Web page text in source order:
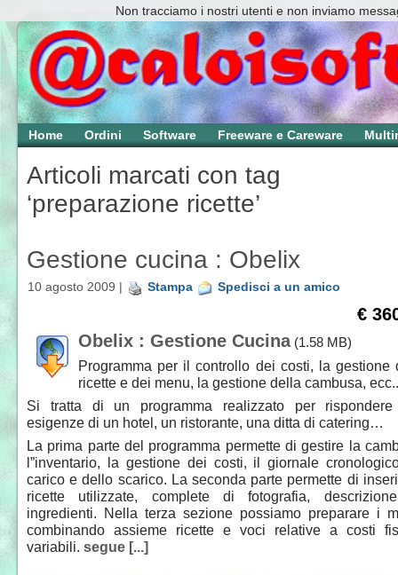
Home Ordini Software Freeware e Careware
Articoli marcati con tag
‘preparazione ricette’
Gestione cucina : Obelix
10 agosto 2009 | Stampa Spedisci a un amico
€
Obelix : Gestione Cucina (1.58 MB)
Programma per il controllo dei costi, la gestione
ricette e dei menu, la gestione della cambusa,
Si tratta di un programma realizzato per
esigenze di un hotel, un ristorante, una ditta di catering…
La prima parte del programma permette di gestire la
l”inventario, la gestione dei costi, il giornale
carico e dello scarico. La seconda parte permette di
ricette utilizzate, complete di fotografia,
ingredienti. Nella terza sezione possiamo preparare i
combinando assieme ricette e voci relative a costi
variabili. segue [...]
Non tracciamo i nostri utenti e non inviamo